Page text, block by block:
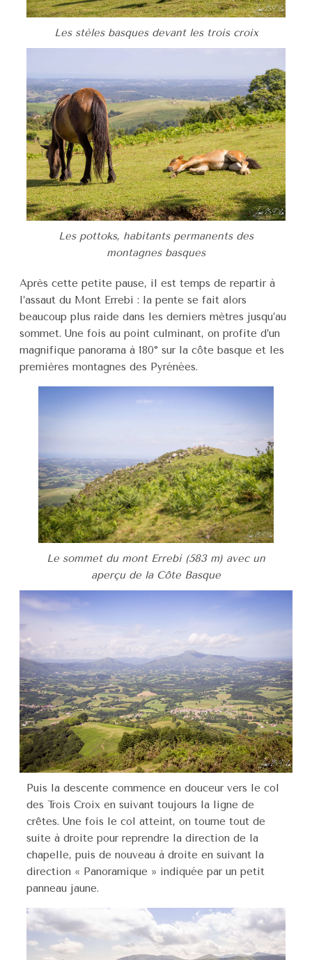
Les stèles basques devant les trois croix
Les pottoks, habitants permanents des
montagnes basques
Après cette petite pause, il est temps de repartir à
l’assaut du Mont Errebi : la pente se fait alors
beaucoup plus raide dans les derniers mètres jusqu’au
sommet. Une fois au point culminant, on profite d’un
magnifique panorama à 180° sur la côte basque et les
premières montagnes des Pyrénées.
Le sommet du mont Errebi (583 m) avec un
aperçu de la Côte Basque
Puis la descente commence en douceur vers le col
des Trois Croix en suivant toujours la ligne de
crêtes. Une fois le col atteint, on tourne tout de
suite à droite pour reprendre la direction de la
chapelle, puis de nouveau à droite en suivant la
direction « Panoramique » indiquée par un petit
panneau jaune.